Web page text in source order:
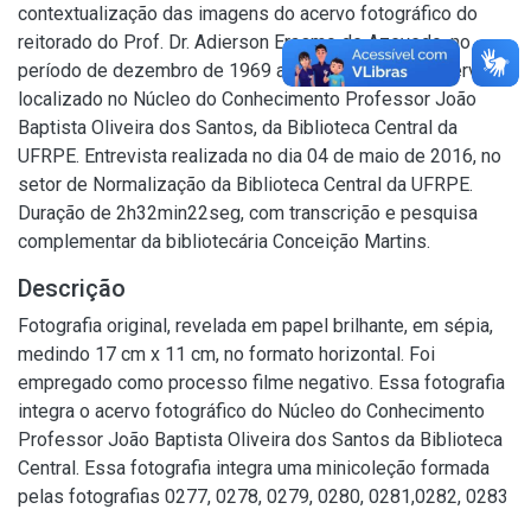
contextualização das imagens do acervo fotográfico do
reitorado do Prof. Dr. Adierson Erasmo de Azevedo, no
período de dezembro de 1969 a agosto de 1973. Acervo
localizado no Núcleo do Conhecimento Professor João
Baptista Oliveira dos Santos, da Biblioteca Central da
UFRPE. Entrevista realizada no dia 04 de maio de 2016, no
setor de Normalização da Biblioteca Central da UFRPE.
Duração de 2h32min22seg, com transcrição e pesquisa
complementar da bibliotecária Conceição Martins.
Descrição
Fotografia original, revelada em papel brilhante, em sépia,
medindo 17 cm x 11 cm, no formato horizontal. Foi
empregado como processo filme negativo. Essa fotografia
integra o acervo fotográfico do Núcleo do Conhecimento
Professor João Baptista Oliveira dos Santos da Biblioteca
Central. Essa fotografia integra uma minicoleção formada
pelas fotografias 0277, 0278, 0279, 0280, 0281,0282, 0283